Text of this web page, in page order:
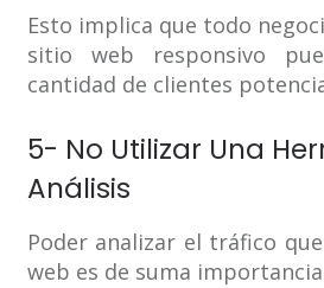
Esto implica que todo
sitio web responsivo
cantidad de clientes
5- No Utilizar Una
Análisis
Poder analizar el tráfico
web es de suma